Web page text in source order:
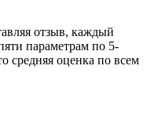
отзыв, каждый
параметрам по 5-
средняя оценка по всем